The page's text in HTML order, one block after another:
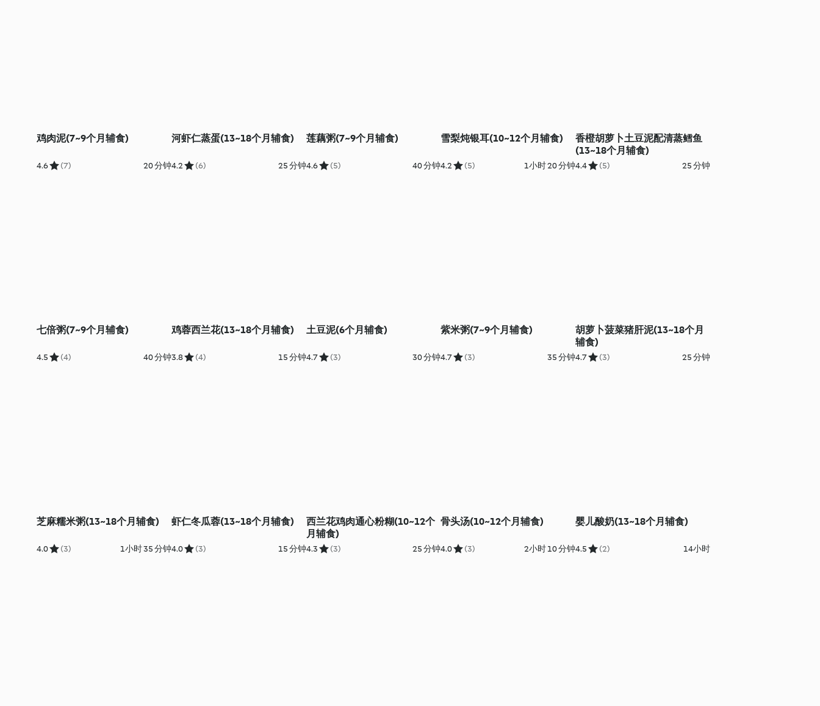
鸡肉泥(7~9个月辅食)
4.6 (7) 20 分钟
河虾仁蒸蛋(13~18个月辅食)
4.2 (6) 25 分钟
莲藕粥(7~9个月辅食)
4.6 (5) 40 分钟
雪梨炖银耳(10~12个月辅食)
4.2 (5) 1小时 20 分钟
香橙胡萝卜土豆泥配清蒸鳕鱼
(13~18个月辅食)
4.4 (5) 25 分钟
七倍粥(7~9个月辅食)
4.5 (4) 40 分钟
鸡蓉西兰花(13~18个月辅食)
3.8 (4) 15 分钟
土豆泥(6个月辅食)
4.7 (3) 30 分钟
紫米粥(7~9个月辅食)
4.7 (3) 35 分钟
胡萝卜菠菜猪肝泥(13~18个月
辅食)
4.7 (3) 25 分钟
芝麻糯米粥(13~18个月辅食)
4.0 (3) 1小时 35 分钟
虾仁冬瓜蓉(13~18个月辅食)
4.0 (3) 15 分钟
西兰花鸡肉通心粉糊(10~12个
月辅食)
4.3 (3) 25 分钟
骨头汤(10~12个月辅食)
4.0 (3) 2小时 10 分钟
婴儿酸奶(13~18个月辅食)
4.5 (2) 14小时